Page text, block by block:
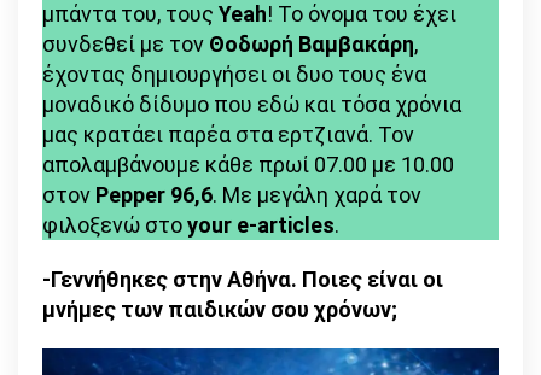
τη
διαφορετικότητά
μας»
μπάντα του, τους Yeah! Το όνομα του έχει
συνδεθεί με τον Θοδωρή Βαμβακάρη,
έχοντας δημιουργήσει οι δυο τους ένα
μοναδικό δίδυμο που εδώ και τόσα χρόνια
μας κρατάει παρέα στα ερτζιανά. Τον
απολαμβάνουμε κάθε πρωί 07.00 με 10.00
στον Pepper 96,6. Με μεγάλη χαρά τον
φιλοξενώ στοyour e-articles.
-Γεννήθηκες στην Αθήνα. Ποιες είναι οι
μνήμες των παιδικών σου χρόνων;